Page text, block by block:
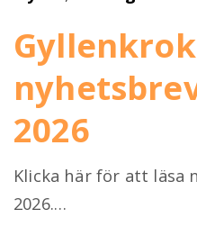
2026
Klicka här för att läsa
2026.…